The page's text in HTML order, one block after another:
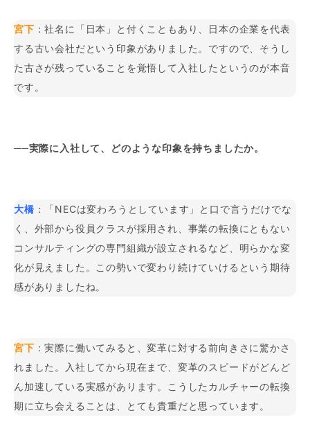
宮下 ：社名に「日本」と付くこともあり、日本の企業を代表
する古い会社だという印象がありました。ですので、そうし
た古さが残っていることを覚悟して入社したというのが本音
です。
──実際に入社して、どのような印象を持ちましたか。
大橋 ：「NECは変わろうとしています」と口で言うだけでな
く、外部から役員クラスが採用され、事業の転換にともない
コンサルティングの専門組織が設立されるなど、明らかな変
化が見えました。この勢いで変わり続けていけるという期待
感がありましたね。
宮下 ：実際に働いてみると、変革に対する前向きさに驚かさ
れました。入社してから現在まで、変革のスピードがどんど
ん加速している実感があります。こうしたカルチャーの転換
期に立ち会えることは、とても貴重だと思っています。